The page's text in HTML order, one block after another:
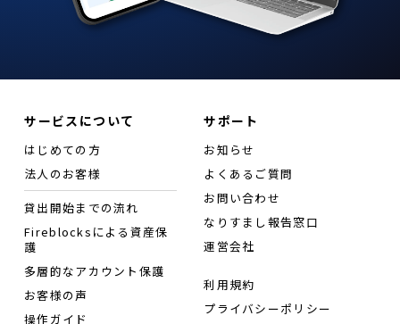
サービスについて
はじめての方
法人のお客様
貸出開始までの流れ
Fireblocksによる資産保
護
多層的なアカウント保護
お客様の声
操作ガイド
サポート
お知らせ
よくあるご質問
お問い合わせ
なりすまし報告窓口
運営会社
利用規約
プライバシーポリシー